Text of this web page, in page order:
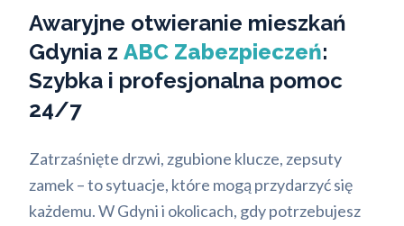
Awaryjne otwieranie mieszkań
Gdynia z ABC Zabezpieczeń:
Szybka i profesjonalna pomoc
24/7
Zatrzaśnięte drzwi, zgubione klucze, zepsuty
zamek – to sytuacje, które mogą przydarzyć się
każdemu. W Gdyni i okolicach, gdy potrzebujesz